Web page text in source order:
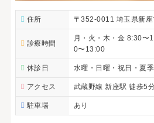
住所 〒352-0011 埼玉県新
診療時間
月・火・木・金 8:30
0〜13:00
休診日 水曜・日曜・祝日・夏
アクセス 武蔵野線 新座駅 徒歩5
駐車場 あり